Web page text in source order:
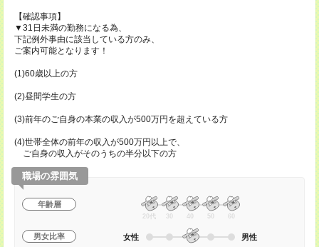
【確認事項】
▼31日未満の勤務になる為、
下記例外事由に該当している方のみ、
ご案内可能となります！
(1)60歳以上の方
(2)昼間学生の方
(3)前年のご自身の本業の収入が500万円を超えている方
(4)世帯全体の前年の収入が500万円以上で、
ご自身の収入がそのうちの半分以下の方
職場の雰囲気
年齢層
20代 30 40 50 60
男女比率 女性 男性